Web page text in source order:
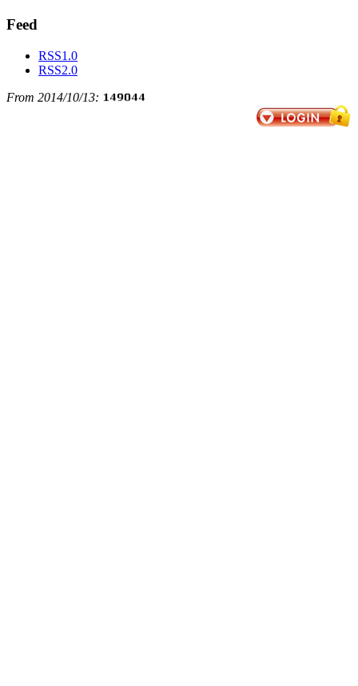
Feed
RSS1.0
RSS2.0
From 2014/10/13: